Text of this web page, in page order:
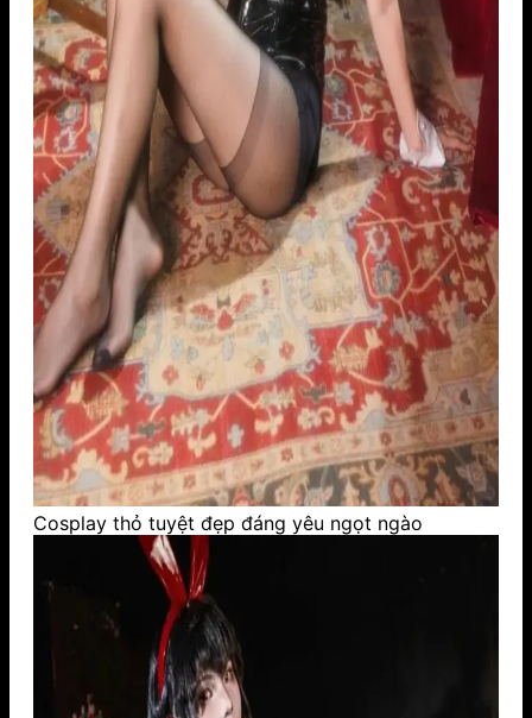
Cosplay thỏ tuyệt đẹp đáng yêu ngọt ngào